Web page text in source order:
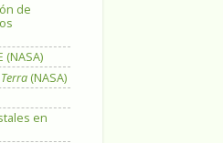
de
(NASA)
Terra (NASA)
en